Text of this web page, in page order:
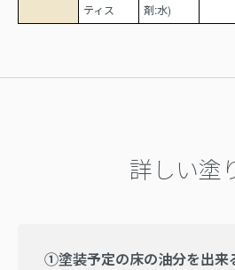
ティス
剤:水)
詳しい塗
①塗装予定の床の油分を出来